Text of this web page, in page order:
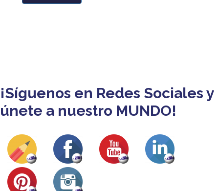
¡Síguenos en Redes Sociales y
únete a nuestro MUNDO!